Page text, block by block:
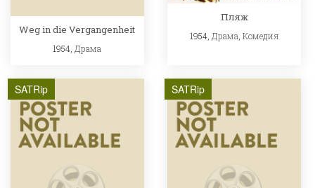
Weg in die Vergangenheit
1954, Драма
Пляж
1954, Драма Комедия
SATRip SATRip